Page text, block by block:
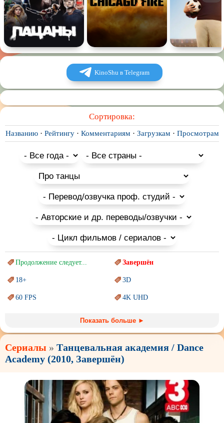
KinoShu в Telegram
Сортировка:
Названию· Рейтингу· Комментариям · Загрузкам · Просмотрам
Продолжение следует... Завершён
18+ 3D
60 FPS 4K UHD
Marvel PIXAR
Sci-Fi (Научнаяфантастика) Trash (трэш) movies
Аниме Антиутопия
Врачи Гении
Дорамы Индийское кино
Показать больше ►
Сериалы » Танцевальная академия / Dance
Academy (2010, Завершён)